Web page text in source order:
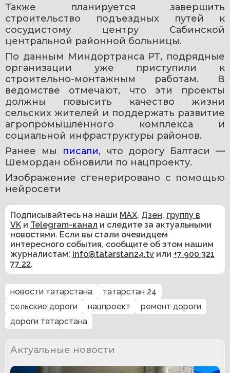
Также планируется завершить
строительство подъездных путей к
сосудистому центру Сабинской
центральной районной больницы.
По данным Миндортранса РТ, подрядные
организации уже приступили к
строительно-монтажным работам. В
ведомстве отмечают, что эти проекты
должны повысить качество жизни
сельских жителей и поддержать развитие
агропромышленного комплекса и
социальной инфраструктуры районов.
Ранее мы
писали, что дорогу Балтаси —
Шемордан обновили по нацпроекту.
Изображение сгенерировано с помощью
нейросети
Подписывайтесь на наши MAX, Дзен, группу в
VK и Telegram-канал и следите за актуальными
новостями. Если вы стали очевидцем
интересного события, сообщите об этом нашим
журналистам: info@tatarstan24.tv или +7 900 321
77 22.
новости татарстана
татарстан 24
сельские дороги
нацпроект
ремонт дороги
дороги татарстана
Актуальные новости